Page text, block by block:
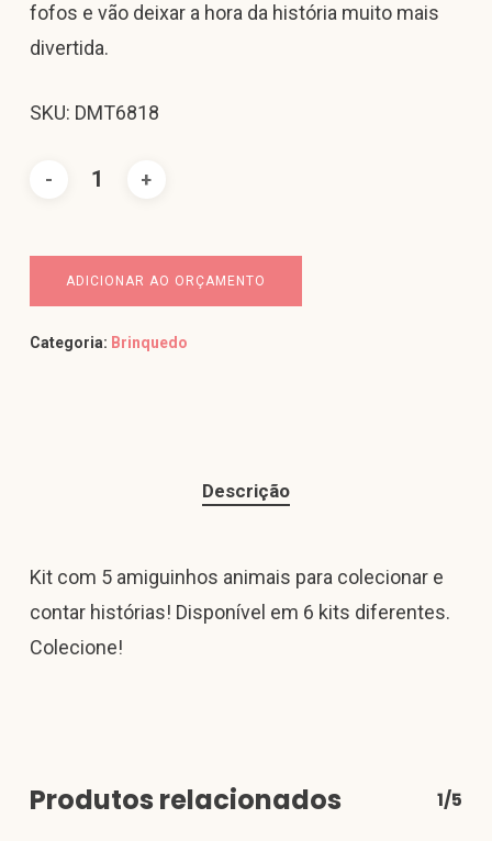
fofos e vão deixar a hora da história muito mais
divertida.
SKU: DMT6818
ADICIONAR AO ORÇAMENTO
Categoria: Brinquedo
Descrição
Kit com 5 amiguinhos animais para colecionar e
contar histórias! Disponível em 6 kits diferentes.
Colecione!
Produtos relacionados 1/5